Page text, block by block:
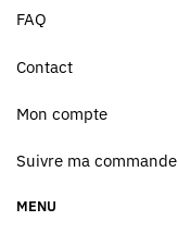
FAQ
Contact
Mon compte
Suivre ma commande
MENU